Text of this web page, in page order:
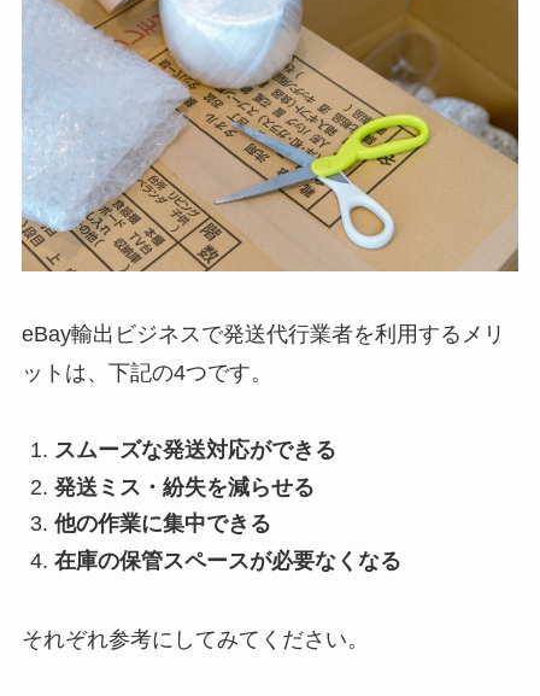
eBay輸出ビジネスで発送代行業者を利用するメリ
ットは、下記の4つです。
スムーズな発送対応ができる
発送ミス・紛失を減らせる
他の作業に集中できる
在庫の保管スペースが必要なくなる
それぞれ参考にしてみてください。